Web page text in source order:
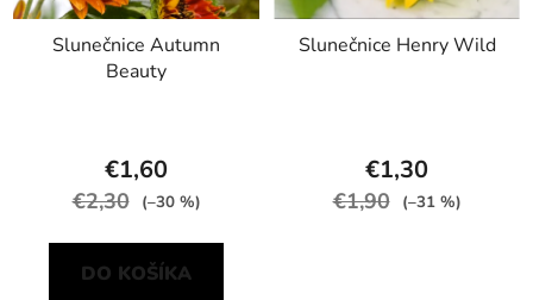
Slunečnice Autumn
Beauty
€1,60
€2,30 (–30 %)
DO KOŠÍKA
Slunečnice Henry Wild
€1,30
€1,90 (–31 %)